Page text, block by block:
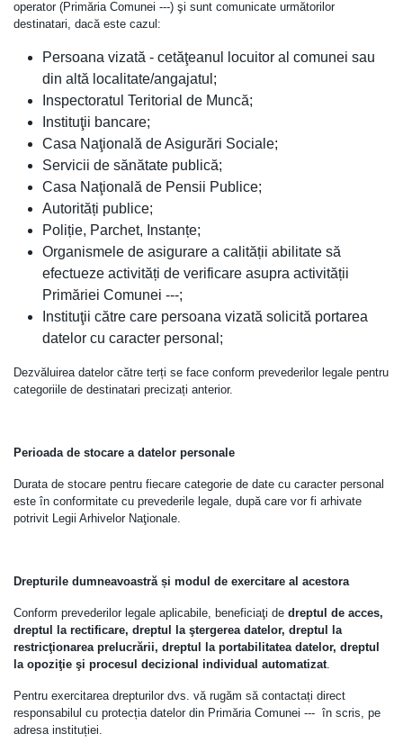
operator (Primăria Comunei ---) şi sunt comunicate următorilor
destinatari, dacă este cazul:
Persoana vizată - cetăţeanul locuitor al comunei sau
din altă localitate/angajatul;
Inspectoratul Teritorial de Muncă;
Instituţii bancare;
Casa Naţională de Asigurări Sociale;
Servicii de sănătate publică;
Casa Naţională de Pensii Publice;
Autorități publice;
Poliție, Parchet, Instanțe;
Organismele de asigurare a calității abilitate să
efectueze activități de verificare asupra activității
Primăriei Comunei ---;
Instituţii către care persoana vizată solicită portarea
datelor cu caracter personal;
Dezvăluirea datelor către terți se face conform prevederilor legale pentru
categoriile de destinatari precizați anterior.
Perioada de stocare a datelor personale
Durata de stocare pentru fiecare categorie de date cu caracter personal
este în conformitate cu prevederile legale, după care vor fi arhivate
potrivit Legii Arhivelor Naţionale.
Drepturile dumneavoastră și modul de exercitare al acestora
Conform prevederilor legale aplicabile, beneficiaţi de dreptul de acces,
dreptul la rectificare, dreptul la ştergerea datelor, dreptul la
restricţionarea prelucrării, dreptul la portabilitatea datelor, dreptul
la opoziţie şi procesul decizional individual automatizat.
Pentru exercitarea drepturilor dvs. vă rugăm să contactați direct
responsabilul cu protecția datelor din Primăria Comunei --- în scris, pe
adresa instituției.